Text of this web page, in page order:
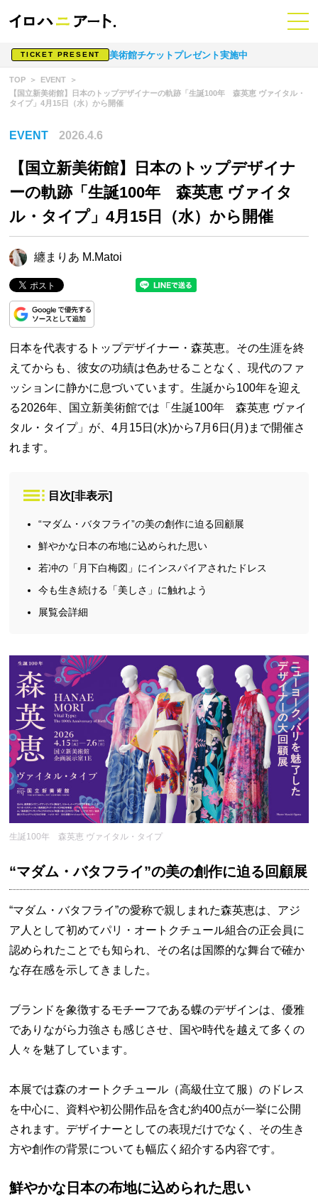
TICKET PRESENT 美術館チケットプレゼント実施中
TOP
EVENT
【国立新美術館】日本のトップデザイナーの軌跡「生誕100年 森英恵 ヴァイタル・
タイプ」4月15日（水）から開催
EVENT 2026.4.6
【国立新美術館】日本のトップデザイナ
ーの軌跡「生誕100年 森英恵 ヴァイタ
ル・タイプ」4月15日（水）から開催
纏まりあ M.Matoi
日本を代表するトップデザイナー・森英恵。その生涯を終
えてからも、彼女の功績は色あせることなく、現代のファ
ッションに静かに息づいています。生誕から100年を迎え
る2026年、国立新美術館では「生誕100年 森英恵 ヴァイ
タル・タイプ」が、4月15日(水)から7月6日(月)まで開催さ
れます。
目次 [非表示]
“マダム・バタフライ”の美の創作に迫る回顧展
鮮やかな日本の布地に込められた思い
若冲の「月下白梅図」にインスパイアされたドレス
今も生き続ける「美しさ」に触れよう
展覧会詳細
生誕100年 森英恵 ヴァイタル・タイプ
“マダム・バタフライ”の美の創作に迫る回顧展
“マダム・バタフライ”の愛称で親しまれた森英恵は、アジ
ア人として初めてパリ・オートクチュール組合の正会員に
認められたことでも知られ、その名は国際的な舞台で確か
な存在感を示してきました。
ブランドを象徴するモチーフである蝶のデザインは、優雅
でありながら力強さも感じさせ、国や時代を越えて多くの
人々を魅了しています。
本展では森のオートクチュール（高級仕立て服）のドレス
を中心に、資料や初公開作品を含む約400点が一挙に公開
されます。デザイナーとしての表現だけでなく、その生き
方や創作の背景についても幅広く紹介する内容です。
鮮やかな日本の布地に込められた思い